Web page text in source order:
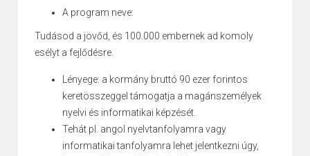
A program neve:
Tudásod a jövőd, és 100.000 embernek ad komoly
esélyt a fejlődésre.
Lényege: a kormány bruttó 90 ezer forintos
keretösszeggel támogatja a magánszemélyek
nyelvi és informatikai képzését.
Tehát pl. angol nyelvtanfolyamra vagy
informatikai tanfolyamra lehet jelentkezni úgy,